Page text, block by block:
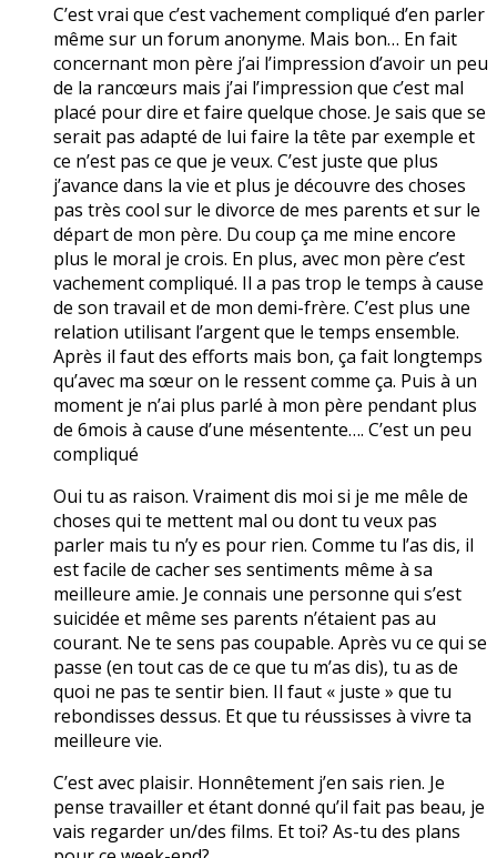
C’est vrai que c’est vachement compliqué d’en parler
même sur un forum anonyme. Mais bon… En fait
concernant mon père j’ai l’impression d’avoir un peu
de la rancœurs mais j’ai l’impression que c’est mal
placé pour dire et faire quelque chose. Je sais que se
serait pas adapté de lui faire la tête par exemple et
ce n’est pas ce que je veux. C’est juste que plus
j’avance dans la vie et plus je découvre des choses
pas très cool sur le divorce de mes parents et sur le
départ de mon père. Du coup ça me mine encore
plus le moral je crois. En plus, avec mon père c’est
vachement compliqué. Il a pas trop le temps à cause
de son travail et de mon demi-frère. C’est plus une
relation utilisant l’argent que le temps ensemble.
Après il faut des efforts mais bon, ça fait longtemps
qu’avec ma sœur on le ressent comme ça. Puis à un
moment je n’ai plus parlé à mon père pendant plus
de 6mois à cause d’une mésentente…. C’est un peu
compliqué
Oui tu as raison. Vraiment dis moi si je me mêle de
choses qui te mettent mal ou dont tu veux pas
parler mais tu n’y es pour rien. Comme tu l’as dis, il
est facile de cacher ses sentiments même à sa
meilleure amie. Je connais une personne qui s’est
suicidée et même ses parents n’étaient pas au
courant. Ne te sens pas coupable. Après vu ce qui se
passe (en tout cas de ce que tu m’as dis), tu as de
quoi ne pas te sentir bien. Il faut « juste » que tu
rebondisses dessus. Et que tu réussisses à vivre ta
meilleure vie.
C’est avec plaisir. Honnêtement j’en sais rien. Je
pense travailler et étant donné qu’il fait pas beau, je
vais regarder un/des films. Et toi? As-tu des plans